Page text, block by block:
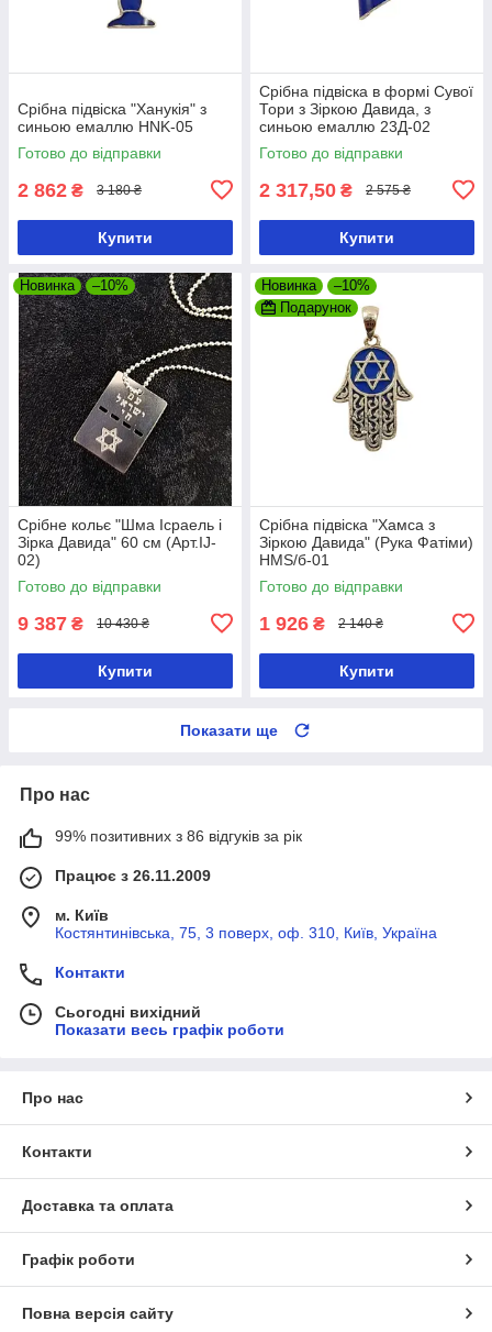
Срібна підвіска "Ханукія" з
синьою емаллю HNK-05
Готово до відправки
2 862 ₴ 3 180 ₴
Купити
Срібна підвіска в формі Сувої
Тори з Зіркою Давида, з
синьою емаллю 23Д-02
Готово до відправки
2 317,50 ₴ 2 575 ₴
Купити
Новинка –10%
Срібне кольє "Шма Ісраель і
Зірка Давида" 60 см (Арт.IJ-
02)
Готово до відправки
9 387 ₴ 10 430 ₴
Купити
Новинка
–10%
Подарунок
Срібна підвіска "Хамса з
Зіркою Давида" (Рука Фатіми)
HMS/б-01
Готово до відправки
1 926 ₴ 2 140 ₴
Купити
Показати ще
Про нас
99% позитивних з 86 відгуків за рік
Працює з 26.11.2009
м. Київ
Костянтинівська, 75, 3 поверх, оф. 310, Київ, Україна
Контакти
Сьогодні вихідний
Показати весь графік роботи
Про нас
Контакти
Доставка та оплата
Графік роботи
Повна версія сайту